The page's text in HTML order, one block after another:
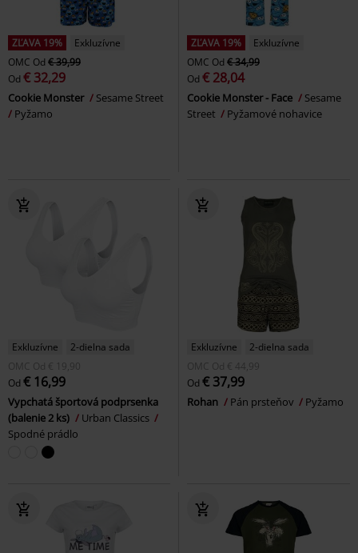
ZĽAVA 19%
Exkluzívne
OMC Od € 39,99
Od € 32,29
Cookie Monster
Sesame Street
Pyžamo
ZĽAVA 19%
Exkluzívne
OMC Od € 34,99
Od € 28,04
Cookie Monster - Face
Sesame
Street
Pyžamové nohavice
Exkluzívne
2-dielna sada
OMC Od € 19,90
Od € 16,99
Vypchatá športová podprsenka
(balenie 2 ks)
Urban Classics
Spodné prádlo
Exkluzívne
2-dielna sada
OMC Od € 44,99
Od € 37,99
Rohan Pán prsteňov Pyžamo